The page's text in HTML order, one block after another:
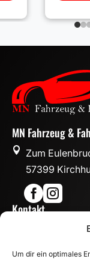
Um dir ein optimales
MN Fahrzeug &

Zum
57399

Kontakt
info@mn-